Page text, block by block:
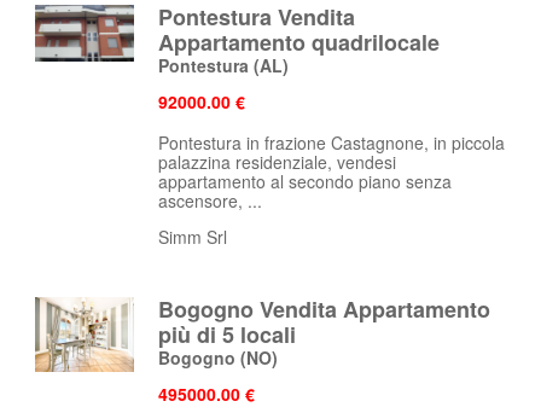
Pontestura Vendita
Appartamento quadrilocale
Pontestura (AL)
92000.00 €
Pontestura in frazione Castagnone, in piccola
palazzina residenziale, vendesi
appartamento al secondo piano senza
ascensore, ...
Simm Srl
Bogogno Vendita Appartamento
più di 5 locali
Bogogno (NO)
495000.00 €